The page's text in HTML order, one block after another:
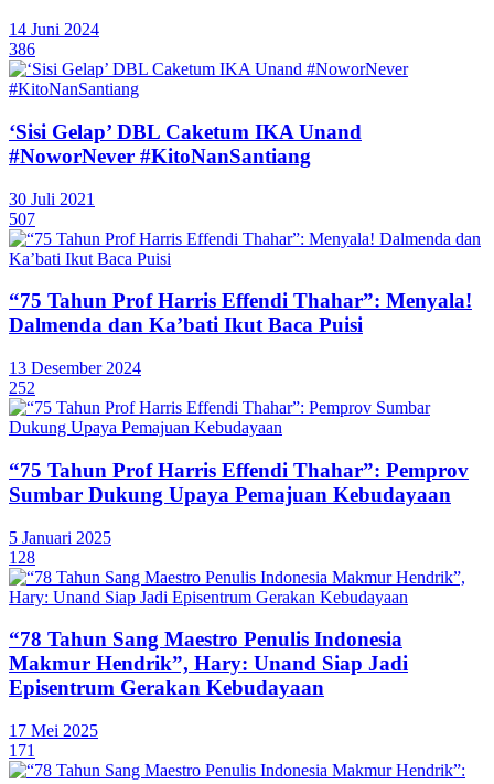
14 Juni 2024
386
‘Sisi Gelap’ DBL Caketum IKA Unand
#NoworNever #KitoNanSantiang
30 Juli 2021
507
“75 Tahun Prof Harris Effendi Thahar”: Menyala!
Dalmenda dan Ka’bati Ikut Baca Puisi
13 Desember 2024
252
“75 Tahun Prof Harris Effendi Thahar”: Pemprov
Sumbar Dukung Upaya Pemajuan Kebudayaan
5 Januari 2025
128
“78 Tahun Sang Maestro Penulis Indonesia
Makmur Hendrik”, Hary: Unand Siap Jadi
Episentrum Gerakan Kebudayaan
17 Mei 2025
171